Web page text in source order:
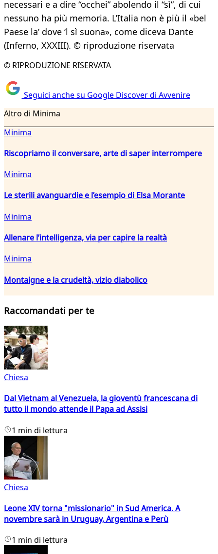
necessari e a dire “occhei” abolendo il “sì”, di cui
nessuno ha più memoria. L’Italia non è più il «bel
Paese la’ dove ‘l sì suona», come diceva Dante
(Inferno, XXXIII). © riproduzione riservata
© RIPRODUZIONE RISERVATA
Seguici anche su Google Discover di Avvenire
Altro di Minima
Minima
Riscopriamo il conversare, arte di saper interrompere
Minima
Le sterili avanguardie e l’esempio di Elsa Morante
Minima
Allenare l’intelligenza, via per capire la realtà
Minima
Montaigne e la crudeltà, vizio diabolico
Raccomandati per te
Chiesa
Dal Vietnam al Venezuela, la gioventù francescana di
tutto il mondo attende il Papa ad Assisi
1 min di lettura
Chiesa
Leone XIV torna "missionario" in Sud America. A
novembre sarà in Uruguay, Argentina e Perù
1 min di lettura